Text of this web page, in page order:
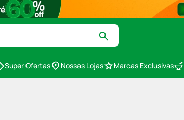
Super Ofertas Nossas Lojas Marcas Exclusivas